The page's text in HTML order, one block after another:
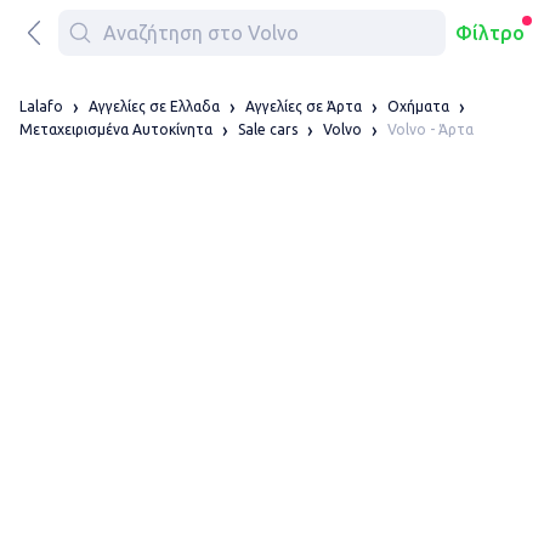
Φίλτρο
Lalafo Αγγελίες σε Ελλαδα Αγγελίες σε Άρτα
Οχήματα
Μεταχειρισμένα Αυτοκίνητα
Sale cars Volvo Volvo - Άρτα